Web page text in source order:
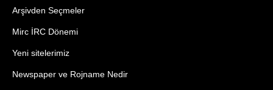
Arşivden Seçmeler
Mirc İRC Dönemi
Yeni sitelerimiz
Newspaper ve Rojname Nedir